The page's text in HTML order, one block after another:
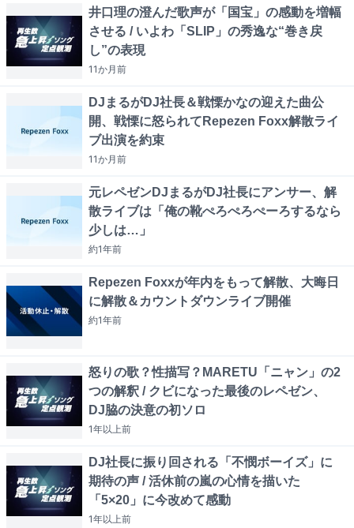
井口理の澄んだ歌声が「国宝」の感動を増幅
させる / いよわ「SLIP」の秀逸な“巻き戻
し”の表現
11か月前
DJまるがDJ社長＆戦慄かなの迎えた曲公
開、戦慄に怒られてRepezen Foxx解散ライ
ブ出演を約束
11か月前
元レペゼンDJまるがDJ社長にアンサー、解
散ライブは「俺の靴ぺろぺろぺーろするなら
少しは…」
約1年前
Repezen Foxxが年内をもって解散、大晦日
に解散＆カウントダウンライブ開催
約1年前
怒りの歌？性描写？MARETU「ニャン」の2
つの解釈 / クビになった最後のレペゼン、
DJ脇の決意の初ソロ
1年以上前
DJ社長に振り回される「不憫ボーイズ」に
期待の声 / 活休前の嵐の心情を描いた
「5×20」に今改めて感動
1年以上前